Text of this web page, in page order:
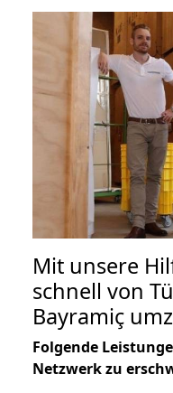
Mit unsere
schnell von
Bayramiç
Folgende
Netzwerk zu